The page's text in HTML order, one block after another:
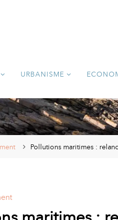
URBANISME
Pollutions maritimes :